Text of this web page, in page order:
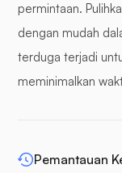
permintaan.
dengan mudah
terduga terjadi
meminimalkan
Pemantauan